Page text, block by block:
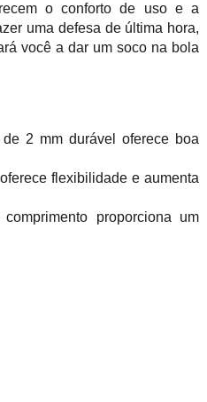
o conforto de uso e a
uma defesa de última hora,
você a dar um soco na bola
2 mm durável oferece boa
flexibilidade e aumenta
proporciona um